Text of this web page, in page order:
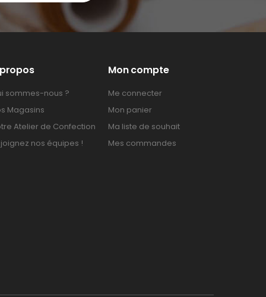
sommes-nous ?
Magasins
Atelier de Confection
nos équipes !
Mon compte
Me connecter
Mon panier
Ma liste de souhait
Mes commandes